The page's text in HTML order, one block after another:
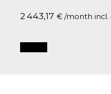
2 443,17 € /month incl.